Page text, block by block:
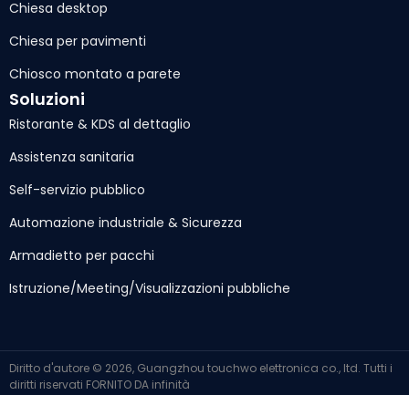
Chiesa desktop
Chiesa per pavimenti
Chiosco montato a parete
Soluzioni
Ristorante & KDS al dettaglio
Assistenza sanitaria
Self-servizio pubblico
Automazione industriale & Sicurezza
Armadietto per pacchi
Istruzione/Meeting/Visualizzazioni pubbliche
Diritto d'autore © 2026, Guangzhou touchwo elettronica co., ltd. Tutti i
diritti riservati FORNITO DA infinità